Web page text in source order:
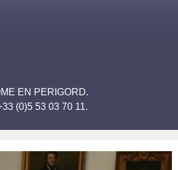
EN PERIGORD.
(0)5 53 03 70 11.